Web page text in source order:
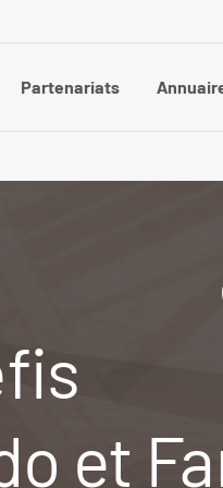
Partenariats
et